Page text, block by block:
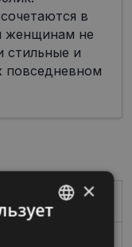
в
женщинам не
стильные и
повседневном
×